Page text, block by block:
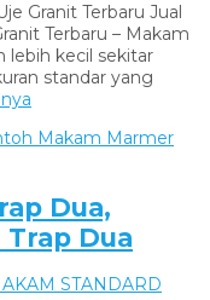
Granit Terbaru Jual
Terbaru – Makam
lebih kecil sekitar
standar yang
Dua,
Dua
STANDARD